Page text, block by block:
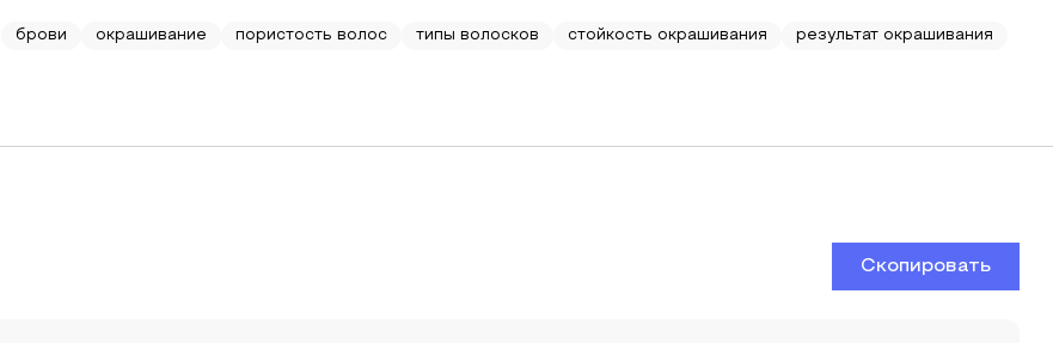
брови окрашивание пористость волос типы волосков стойкость окрашивания результат окрашивания
Скопировать